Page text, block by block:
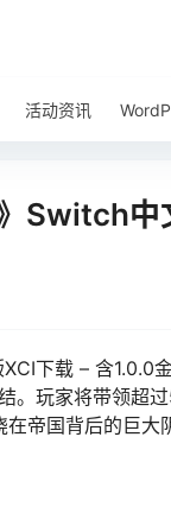
活动资讯
Switch
下载 – 含
。玩家将带领超
帝国背后的巨大